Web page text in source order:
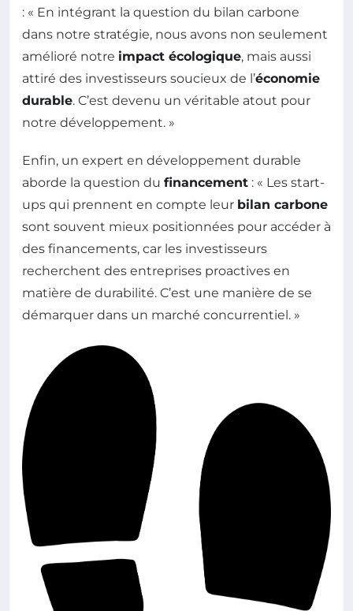
: « En intégrant la question du bilan carbone
dans notre stratégie, nous avons non seulement
amélioré notre impact écologique, mais aussi
attiré des investisseurs soucieux de l’économie
durable. C’est devenu un véritable atout pour
notre développement. »
Enfin, un expert en développement durable
aborde la question du financement : « Les start-
ups qui prennent en compte leur bilan carbone
sont souvent mieux positionnées pour accéder à
des financements, car les investisseurs
recherchent des entreprises proactives en
matière de durabilité. C’est une manière de se
démarquer dans un marché concurrentiel. »